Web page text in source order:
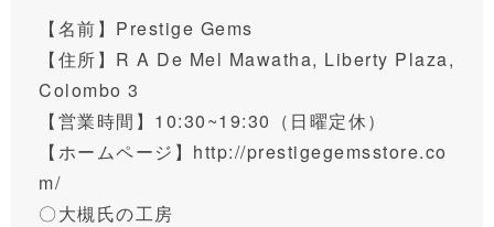
【名前】Prestige Gems
【住所】 R A De Mel Mawatha, Liberty Plaza,
Colombo 3
【営業時間】10:30~19:30（日曜定休）
【ホームページ】 http://prestigegemsstore.co
m/
〇大槻氏の工房